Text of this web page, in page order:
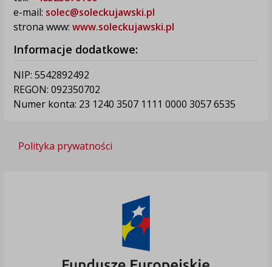
e-mail: solec@soleckujawski.pl
strona www: www.soleckujawski.pl
Informacje dodatkowe:
NIP: 5542892492
REGON: 092350702
Numer konta: 23 1240 3507 1111 0000 3057 6535
Polityka prywatności